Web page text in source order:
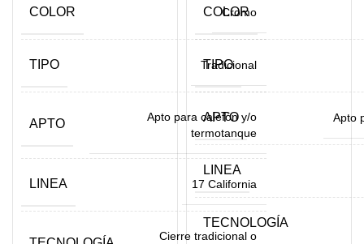
COLOR Cromo
TIPO Tradicional
APTO
Apto para calefón y/o
termotanque
LINEA 17 California
Cierre tradicional o
COLOR
TIPO
APTO Apto
LINEA
TECNOLOGÍA